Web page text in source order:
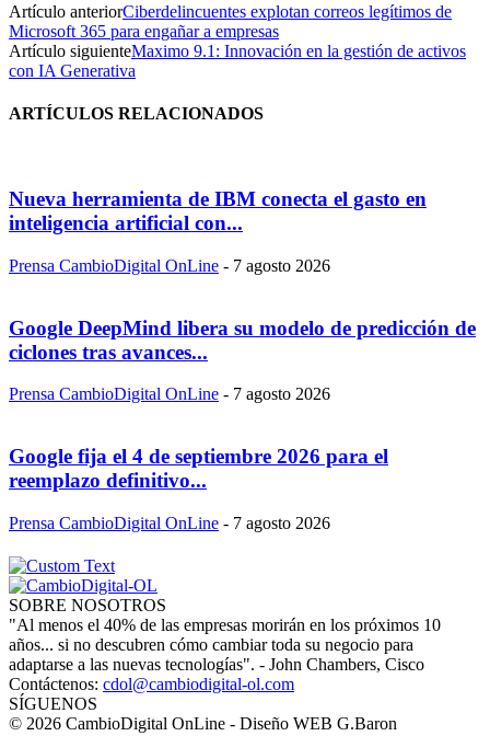
Artículo anteriorCiberdelincuentes explotan correos legítimos de
Microsoft 365 para engañar a empresas
Artículo siguienteMaximo 9.1: Innovación en la gestión de activos
con IA Generativa
ARTÍCULOS RELACIONADOS
Nueva herramienta de IBM conecta el gasto en
inteligencia artificial con...
Prensa CambioDigital OnLine - 7 agosto 2026
Google DeepMind libera su modelo de predicción de
ciclones tras avances...
Prensa CambioDigital OnLine - 7 agosto 2026
Google fija el 4 de septiembre 2026 para el
reemplazo definitivo...
Prensa CambioDigital OnLine - 7 agosto 2026
SOBRE NOSOTROS
"Al menos el 40% de las empresas morirán en los próximos 10
años... si no descubren cómo cambiar toda su negocio para
adaptarse a las nuevas tecnologías". - John Chambers, Cisco
Contáctenos: cdol@cambiodigital-ol.com
SÍGUENOS
© 2026 CambioDigital OnLine - Diseño WEB G.Baron